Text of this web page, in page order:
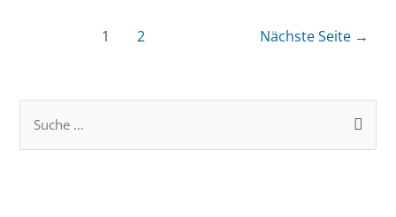
1 2 Nächste Seite →